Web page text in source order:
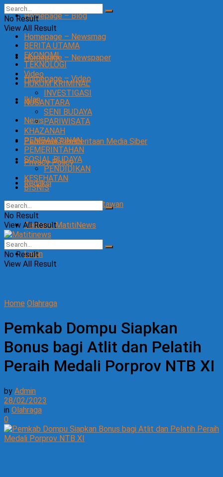
Homepage – Blog
Homepage – Newsmag
Homepage – Newspaper
Homepage – Video
Iklan
News
Pedoman Pemberitaan Media Siber
Privacy Policy
Redaksi
SOP Perlindungan Wartawan
Tentang MatitiNews
Login
No Result
View All Result
BERITA UTAMA
EKONOMI
TEKNOLOGI
Video
HUKUM KRIMINAL
INVESTIGASI
NUSANTARA
SENI BUDAYA
PARIWISATA
KHAZANAH
PEMBANGUNAN
PEMERINTAHAN
SOSIAL BUDAYA
PENDIDIKAN
KESEHATAN
BISNIS
No Result
View All Result
No Result
View All Result
Home Olahraga
Pemkab Dompu Siapkan
Bonus bagi Atlit dan Pelatih
Peraih Medali Porprov NTB XI
by Admin
28/02/2023
in Olahraga
0